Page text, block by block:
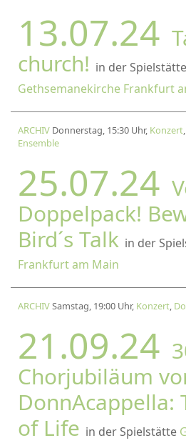
13.07.24
church! in der Spielstätte
Gethsemanekirche Frankfurt
ARCHIV Donnerstag, 15:30 Uhr, Konzert,
Ensemble
25.07.24
Doppelpack!
Bird´s Talk in der
Frankfurt am Main
ARCHIVSamstag, 19:00 Uhr, Konzert,
21.09.24
Chorjubiläum
DonnAcappella:
of Life in der Spielstätte